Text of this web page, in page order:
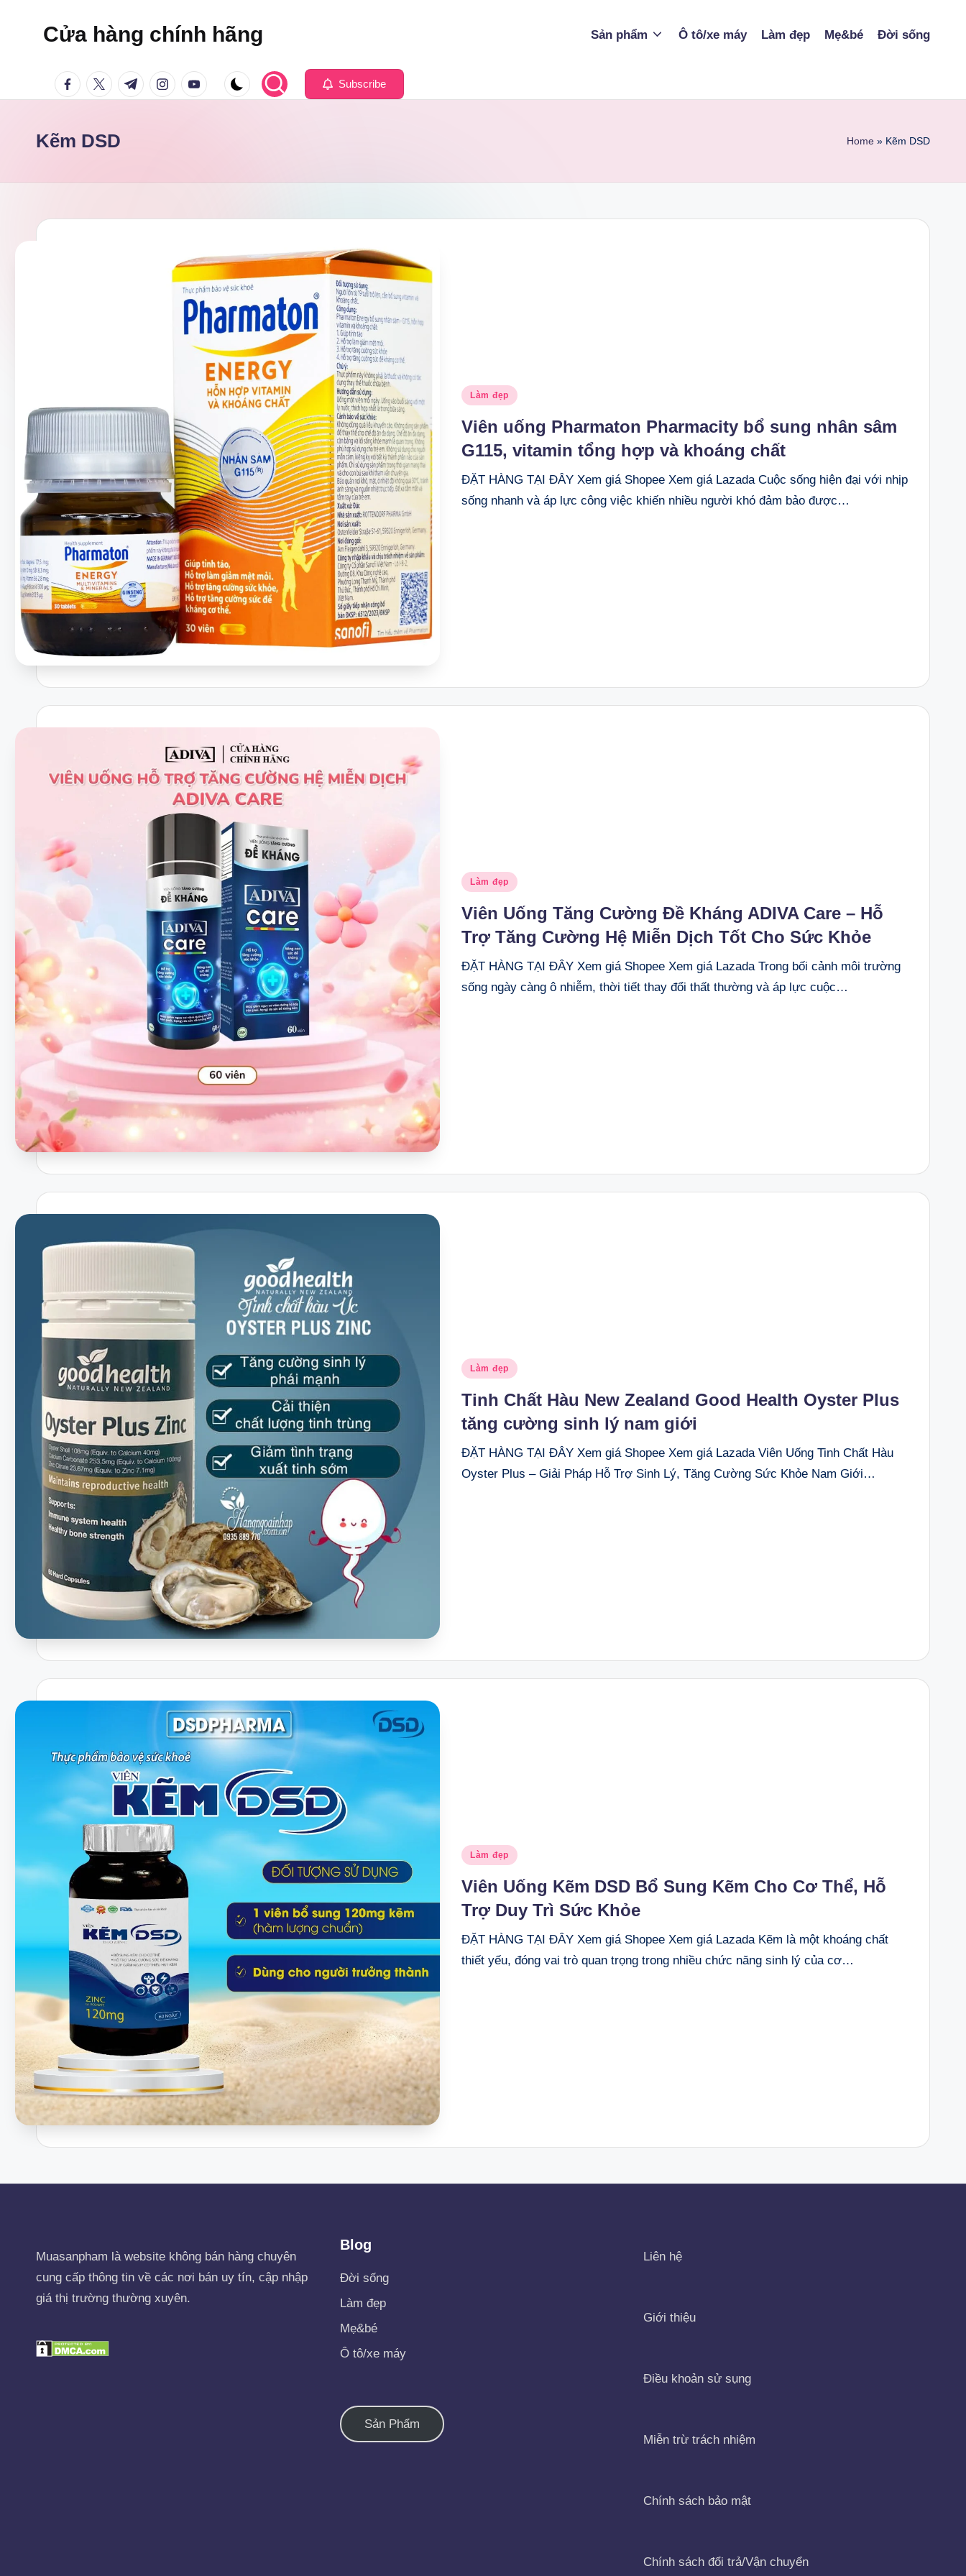
Cửa hàng chính hãng Sản phẩm Ô tô/xe máy Làm đẹp Mẹ&bé Đời sống
facebook.com
twitter.com
t.me instagram.com
youtube.com Subscribe
Kẽm DSD Home » Kẽm DSD
Posted
Làm đẹp
Viên uống Pharmaton Pharmacity bổ sung nhân sâm
G115, vitamin tổng hợp và khoáng chất
ĐẶT HÀNG TẠI ĐÂY Xem giá Shopee Xem giá Lazada Cuộc sống hiện đại với nhịp
sống nhanh và áp lực công việc khiến nhiều người khó đảm bảo được…
Posted
Làm đẹp
Viên Uống Tăng Cường Đề Kháng ADIVA Care – Hỗ
Trợ Tăng Cường Hệ Miễn Dịch Tốt Cho Sức Khỏe
ĐẶT HÀNG TẠI ĐÂY Xem giá Shopee Xem giá Lazada Trong bối cảnh môi trường
sống ngày càng ô nhiễm, thời tiết thay đổi thất thường và áp lực cuộc…
Posted
Làm đẹp
Tinh Chất Hàu New Zealand Good Health Oyster Plus
tăng cường sinh lý nam giới
ĐẶT HÀNG TẠI ĐÂY Xem giá Shopee Xem giá Lazada Viên Uống Tinh Chất Hàu
Oyster Plus – Giải Pháp Hỗ Trợ Sinh Lý, Tăng Cường Sức Khỏe Nam Giới…
Posted
Làm đẹp
Viên Uống Kẽm DSD Bổ Sung Kẽm Cho Cơ Thể, Hỗ
Trợ Duy Trì Sức Khỏe
ĐẶT HÀNG TẠI ĐÂY Xem giá Shopee Xem giá Lazada Kẽm là một khoáng chất
thiết yếu, đóng vai trò quan trọng trong nhiều chức năng sinh lý của cơ…
Muasanpham là website không bán hàng chuyên
cung cấp thông tin về các nơi bán uy tín, cập nhập
giá thị trường thường xuyên.
Blog
Đời sống
Làm đẹp
Mẹ&bé
Ô tô/xe máy
Sản Phẩm
Liên hệ
Giới thiệu
Điều khoản sử sụng
Miễn trừ trách nhiệm
Chính sách bảo mật
Chính sách đổi trả/Vận chuyển